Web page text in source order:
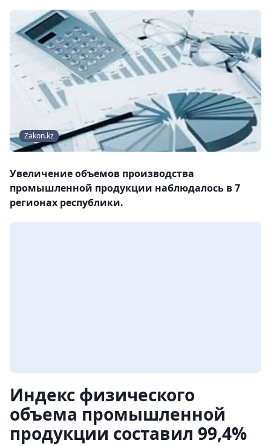
Zakon.kz
Увеличение объемов производства
промышленной продукции наблюдалось в 7
регионах республики.
Индекс физического
объема промышленной
продукции составил 99,4%